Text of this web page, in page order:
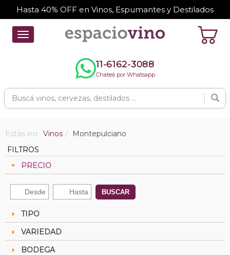
Hasta 40% OFF en Vinos, Espumantes y Destilados
Toggle
navigation
11-6162-3088
Chateá por Whatsapp
Estás en: Vinos
Montepulciano
FILTROS
PRECIO
BUSCAR
TIPO
VARIEDAD
BODEGA